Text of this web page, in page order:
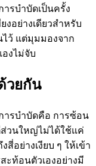
ารบำบัดเป็นครั้ง
งอย่างเดียวสำหรับ
ว้ แต่มุมมองจาก
งไม่จับ
วยกัน
ารบำบัดคือ การซ้อน
วนใหญ่ไม่ได้ใช้แค่
อย่างเงียบ ๆ ให้เข้า
ะท้อนตัวเองอย่างมี